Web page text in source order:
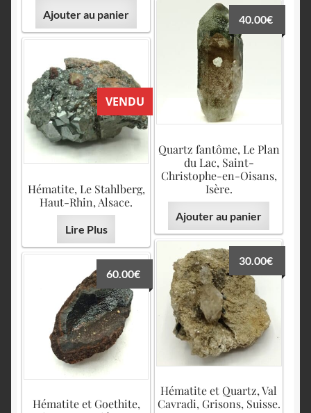
Ajouter au panier
Quartz fantôme, Le Plan
du Lac, Saint-
Christophe-en-Oisans,
Isère.
40.00€
Ajouter au panier
VENDU
Hématite, Le Stahlberg,
Haut-Rhin, Alsace.
Lire Plus
Hématite et Quartz, Val
Cavradi, Grisons, Suisse.
30.00€
Hématite et Goethite,
60.00€